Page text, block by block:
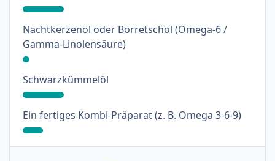
Nachtkerzenöl oder Borretschöl (Omega-6 /
Gamma-Linolensäure): 3%
Schwarzkümmelöl: 18%
Ein fertiges Kombi-Präparat (z. B. Omega 3-6-9): 9%